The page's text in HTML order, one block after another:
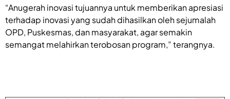
“Anugerah inovasi tujuannya untuk memberikan apresiasi
terhadap inovasi yang sudah dihasilkan oleh sejumalah
OPD, Puskesmas, dan masyarakat, agar semakin
semangat melahirkan terobosan program,” terangnya.